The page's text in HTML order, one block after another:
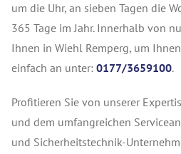
um die Uhr, an sieben Tagen die
365 Tage im Jahr. Innerhalb von
Ihnen in Wiehl Remperg, um
einfach an unter: 0177/3659100.
Profitieren Sie von unserer
und dem umfangreichen
und Sicherheitstechnik-